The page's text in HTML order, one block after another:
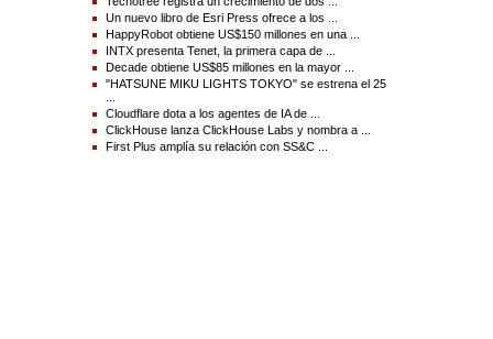
Vea la versión original en businesswire.com:
https://www.businesswire.com/news/home/20220315005911/es/
Para más información,
Graeme Rowe
Un nuevo libro de Esri Press ofrece a los ...
HappyRobot obtiene US$150 millones en una ...
INTX presenta Tenet, la primera capa de ...
Decade obtiene US$85 millones en la mayor ...
"HATSUNE MIKU LIGHTS TOKYO" se estrena el 25
Cloudflare dota a los agentes de IA de ...
ClickHouse lanza ClickHouse Labs y nombra a ...
First Plus amplía su relación con SS&C ...